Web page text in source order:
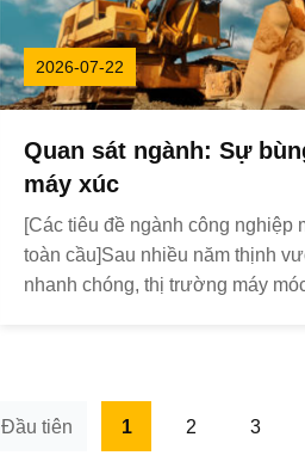
2026-07-22
Quan sát ngành: Sự
máy xúc
[Các tiêu đề ngành công nghiệp
toàn cầu]Sau nhiều năm thịnh
nhanh chóng, thị trường máy
sở hạ tầng ...
Đầu tiên 1 2 3